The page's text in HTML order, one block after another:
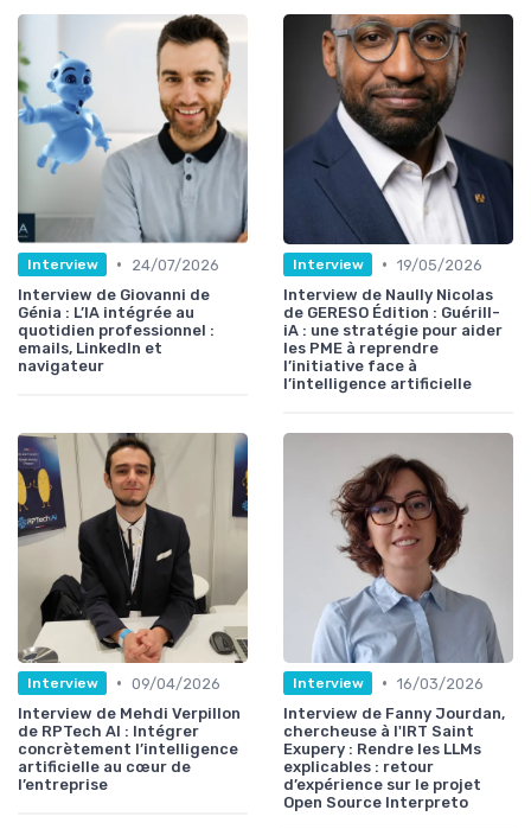
Interview •
24/07/2026
Interview de Giovanni de
Génia : L’IA intégrée au
quotidien professionnel :
emails, LinkedIn et
navigateur
Interview • 19/05/2026
Interview de Naully Nicolas
de GERESO Édition : Guérill-
iA : une stratégie pour aider
les PME à reprendre
l’initiative face à
l’intelligence artificielle
Interview • 09/04/2026
Interview de Mehdi Verpillon
de RPTech AI : Intégrer
concrètement l’intelligence
artificielle au cœur de
l’entreprise
Interview • 16/03/2026
Interview de Fanny Jourdan,
chercheuse à l'IRT Saint
Exupery : Rendre les LLMs
explicables : retour
d’expérience sur le projet
Open Source Interpreto